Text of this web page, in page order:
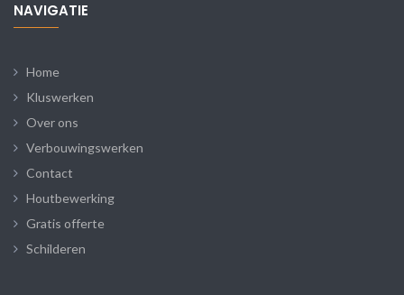
NAVIGATIE
Home
Kluswerken
Over ons
Verbouwingswerken
Contact
Houtbewerking
Gratis offerte
Schilderen